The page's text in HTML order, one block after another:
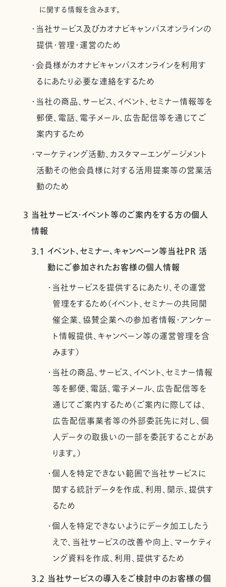
に関する情報を含みます。
・当社サービス及びカオナビキャンパスオンラインの
提供・管理・運営のため
・会員様がカオナビキャンパスオンラインを利用す
るにあたり必要な連絡をするため
・当社の商品、サービス、イベント、セミナー情報等を
郵便、電話、電子メール、広告配信等を通じてご
案内するため
・マーケティング活動、カスタマーエンゲージメント
活動その他会員様に対する活用提案等の営業活
動のため
3 当社サービス・イベント等のご案内をする方の個人
情報
3.1 イベント、セミナー、キャンペーン等当社PR 活
動にご参加されたお客様の個人情報
・当社サービスを提供するにあたり、その運営
管理をするため（イベント、セミナーの共同開
催企業、協賛企業への参加者情報・アンケー
ト情報提供、キャンペーン等の運営管理を含
みます）
・当社の商品、サービス、イベント、セミナー情報
等を郵便、電話、電子メール、広告配信等を
通じてご案内するため（ご案内に際しては、
広告配信事業者等の外部委託先に対し、個
人データの取扱いの一部を委託することがあ
ります。）
・個人を特定できない範囲で当社サービスに
関する統計データを作成、利用、開示、提供す
るため
・個人を特定できないようにデータ加工したう
えで、当社サービスの改善や向上、マーケティ
ング資料を作成、利用、提供するため
3.2 当社サービスの導入をご検討中のお客様の個